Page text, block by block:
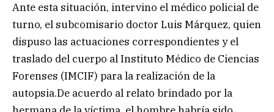
Ante esta situación, intervino el médico policial de
turno, el subcomisario doctor Luis Márquez, quien
dispuso las actuaciones correspondientes y el
traslado del cuerpo al Instituto Médico de Ciencias
Forenses (IMCIF) para la realización de la
autopsia.De acuerdo al relato brindado por la